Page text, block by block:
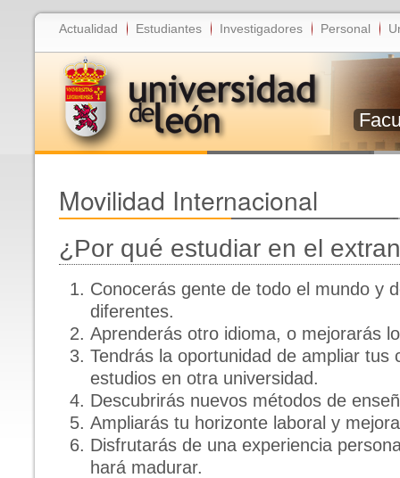
Actualidad Estudiantes Investigadores Personal
Movilidad Internacional
¿Por qué estudiar en el
Conocerás gente de todo el mundo y
diferentes.
Aprenderás otro idioma, o mejorarás
Tendrás la oportunidad de ampliar tus
estudios en otra universidad.
Descubrirás nuevos métodos de
Ampliarás tu horizonte laboral y
Disfrutarás de una experiencia
hará madurar.